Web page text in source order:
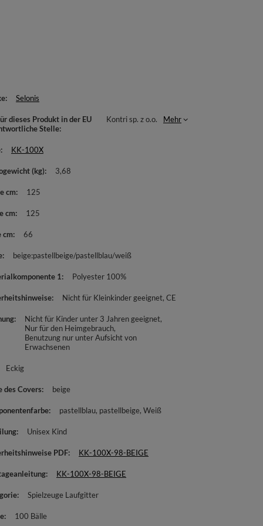
Selonis
dieses Produkt in der EU
Stelle
Kontri sp. z o.o. Mehr
KK-100X
(kg) 3,68
cm 125
cm 125
cm 66
beige:pastellbeige/pastellblau/weiß
1 Polyester 100%
Nicht für Kleinkinder geeignet CE
Nicht für Kinder unter 3 Jahren geeignet
Nur für den Heimgebrauch
Benutzung nur unter Aufsicht von
Erwachsenen
Eckig
des Covers beige
pastellblau pastellbeige Weiß
Unisex Kind
PDF KK-100X-98-BEIGE
KK-100X-98-BEIGE
Spielzeuge Laufgitter
100 Bälle